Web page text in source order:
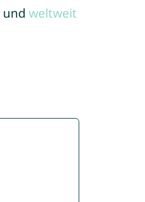
und weltweit